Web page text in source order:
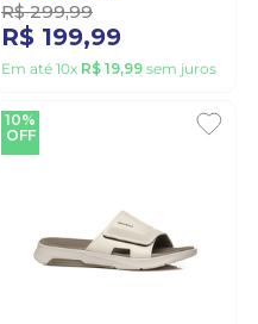
R$ 299,99
R$ 199,99
Em até 10x R$ 19,99 sem juros
10%
OFF